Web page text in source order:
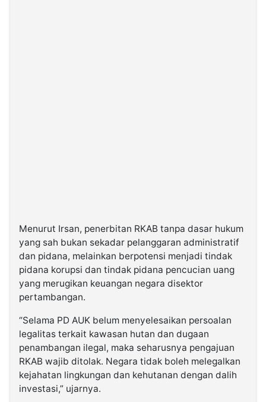
Menurut Irsan, penerbitan RKAB tanpa dasar hukum
yang sah bukan sekadar pelanggaran administratif
dan pidana, melainkan berpotensi menjadi tindak
pidana korupsi dan tindak pidana pencucian uang
yang merugikan keuangan negara disektor
pertambangan.
“Selama PD AUK belum menyelesaikan persoalan
legalitas terkait kawasan hutan dan dugaan
penambangan ilegal, maka seharusnya pengajuan
RKAB wajib ditolak. Negara tidak boleh melegalkan
kejahatan lingkungan dan kehutanan dengan dalih
investasi,” ujarnya.